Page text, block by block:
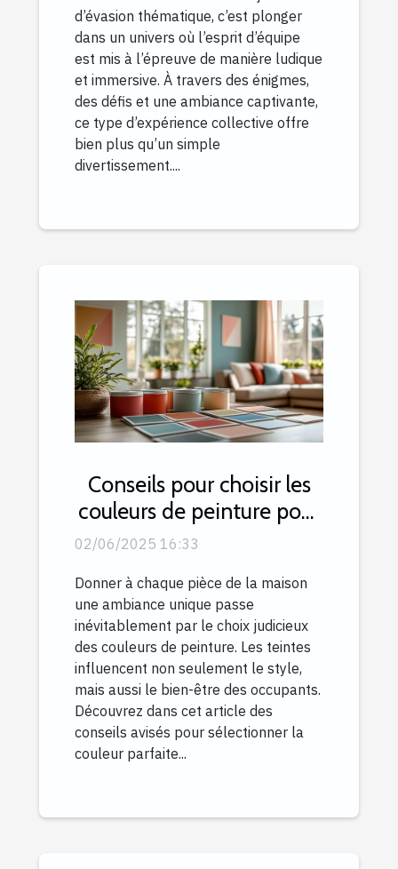
d’évasion thématique, c’est plonger
dans un univers où l’esprit d’équipe
est mis à l’épreuve de manière ludique
et immersive. À travers des énigmes,
des défis et une ambiance captivante,
ce type d’expérience collective offre
bien plus qu’un simple
divertissement....
Conseils pour choisir les
couleurs de peinture pour
chaque pièce de la
02/06/2025 16:33
Donner à chaque pièce de la maison
une ambiance unique passe
inévitablement par le choix judicieux
des couleurs de peinture. Les teintes
influencent non seulement le style,
mais aussi le bien-être des occupants.
Découvrez dans cet article des
conseils avisés pour sélectionner la
couleur parfaite...